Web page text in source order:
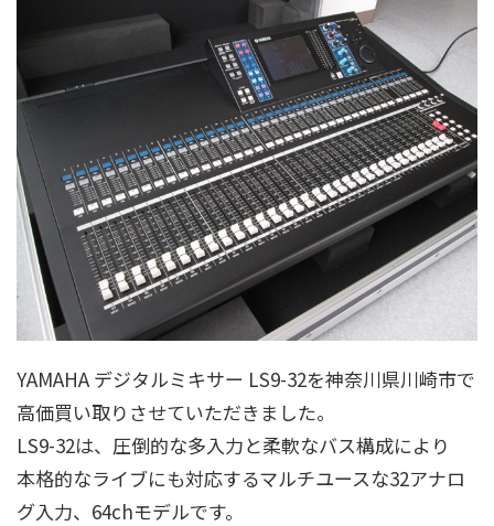
YAMAHA デジタルミキサー LS9-32を神奈川県川崎市で
高価買い取りさせていただきました。
LS9-32は、圧倒的な多入力と柔軟なバス構成により
本格的なライブにも対応するマルチユースな32アナロ
グ入力、64chモデルです。